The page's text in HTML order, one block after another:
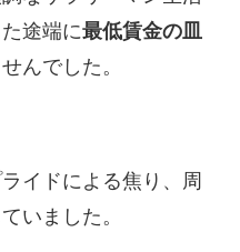
途端に最低賃金の皿
んでした。
イドによる焦り、周
いました。